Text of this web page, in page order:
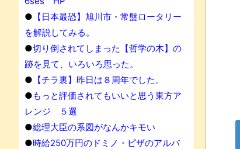
● 【日本最恐】旭川市・常盤ロータリー
を解説してみる。
●切り倒されてしまった【哲学の木】の
跡を見て、いろいろ思った。
● 【チラ裏】昨日は８周年でした。
●もっと評価されてもいいと思う東方ア
レンジ ５選
●総理大臣の系図がなんかキモい
●時給250万円のドミノ・ピザのアルバ